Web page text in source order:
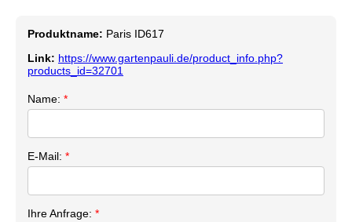
Produktname: Paris ID617
Link: https://www.gartenpauli.de/product_info.php?
products_id=32701
Name: *
E-Mail: *
Ihre Anfrage: *